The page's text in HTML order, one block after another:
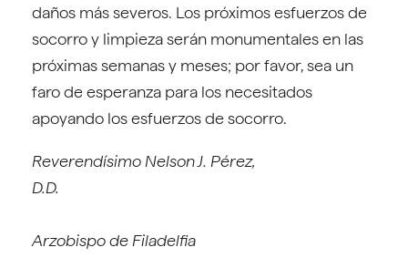
daños más severos. Los próximos esfuerzos de
socorro y limpieza serán monumentales en las
próximas semanas y meses; por favor, sea un
faro de esperanza para los necesitados
apoyando los esfuerzos de socorro.
Reverendísimo Nelson J. Pérez,
Arzobispo de Filadelfia